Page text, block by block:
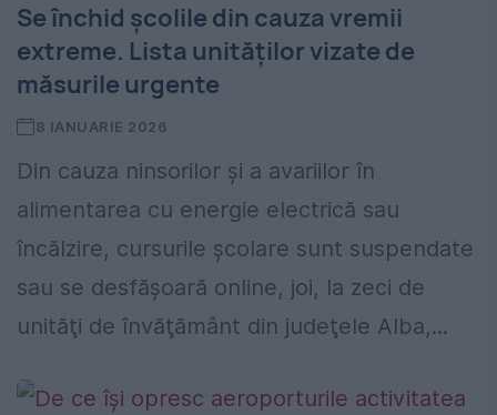
Se închid școlile din cauza vremii
extreme. Lista unităților vizate de
măsurile urgente
8 IANUARIE 2026
Din cauza ninsorilor și a avariilor în
alimentarea cu energie electrică sau
încălzire, cursurile şcolare sunt suspendate
sau se desfăşoară online, joi, la zeci de
unităţi de învăţământ din judeţele Alba,...